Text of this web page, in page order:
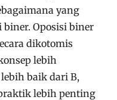
yang
biner. Oposisi biner
dikotomis
lebih
baik dari B,
lebih penting